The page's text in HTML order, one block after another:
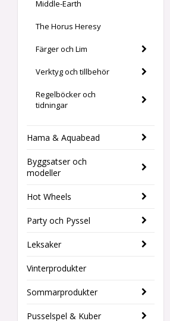
Middle-Earth
The Horus Heresy
Färger och Lim
Verktyg och tillbehör
Regelböcker och
tidningar
Hama & Aquabead
Byggsatser och
modeller
Hot Wheels
Party och Pyssel
Leksaker
Vinterprodukter
Sommarprodukter
Pusselspel & Kuber